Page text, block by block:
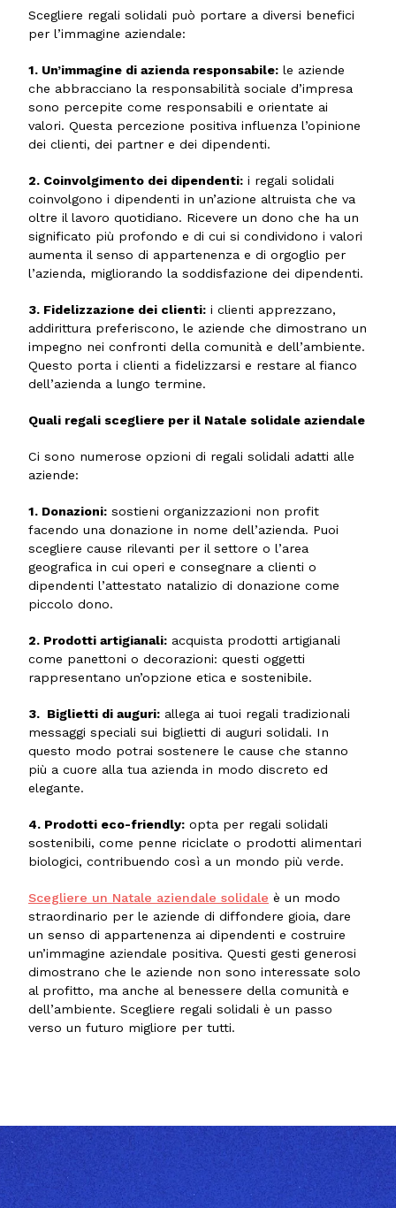
Scegliere regali solidali può portare a diversi benefici
per l’immagine aziendale:
1. Un’immagine di azienda responsabile: le aziende
che abbracciano la responsabilità sociale d’impresa
sono percepite come responsabili e orientate ai
valori. Questa percezione positiva influenza l’opinione
dei clienti, dei partner e dei dipendenti.
2. Coinvolgimento dei dipendenti: i regali solidali
coinvolgono i dipendenti in un’azione altruista che va
oltre il lavoro quotidiano. Ricevere un dono che ha un
significato più profondo e di cui si condividono i valori
aumenta il senso di appartenenza e di orgoglio per
l’azienda, migliorando la soddisfazione dei dipendenti.
3. Fidelizzazione dei clienti: i clienti apprezzano,
addirittura preferiscono, le aziende che dimostrano un
impegno nei confronti della comunità e dell’ambiente.
Questo porta i clienti a fidelizzarsi e restare al fianco
dell’azienda a lungo termine.
Quali regali scegliere per il Natale solidale aziendale
Ci sono numerose opzioni di regali solidali adatti alle
aziende:
1. Donazioni: sostieni organizzazioni non profit
facendo una donazione in nome dell’azienda. Puoi
scegliere cause rilevanti per il settore o l’area
geografica in cui operi e consegnare a clienti o
dipendenti l’attestato natalizio di donazione come
piccolo dono.
2. Prodotti artigianali: acquista prodotti artigianali
come panettoni o decorazioni: questi oggetti
rappresentano un’opzione etica e sostenibile.
3. Biglietti di auguri: allega ai tuoi regali tradizionali
messaggi speciali sui biglietti di auguri solidali. In
questo modo potrai sostenere le cause che stanno
più a cuore alla tua azienda in modo discreto ed
elegante.
4. Prodotti eco-friendly: opta per regali solidali
sostenibili, come penne riciclate o prodotti alimentari
biologici, contribuendo così a un mondo più verde.
Scegliere un Natale aziendale solidale è un modo
straordinario per le aziende di diffondere gioia, dare
un senso di appartenenza ai dipendenti e costruire
un’immagine aziendale positiva. Questi gesti generosi
dimostrano che le aziende non sono interessate solo
al profitto, ma anche al benessere della comunità e
dell’ambiente. Scegliere regali solidali è un passo
verso un futuro migliore per tutti.